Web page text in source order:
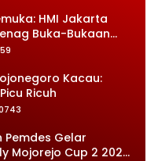
HMI Jakarta
Buka-Bukaan
Bermasalah
Kacau:
Ricuh
Gelar
Mojorejo Cup 2 2025,